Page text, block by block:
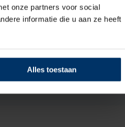
onze partners voor social
informatie die u aan ze heeft
Alles toestaan